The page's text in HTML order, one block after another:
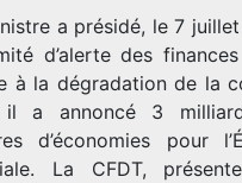
a présidé, le 7
d’alerte des
à la dégradation de la
il a annoncé 3
d’économies pour
La CFDT,